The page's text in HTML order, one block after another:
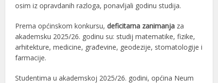
osim iz opravdanih razloga, ponavljali godinu studija.
Prema općinskom konkursu,deficitarna zanimanja za
akademsku 2025/26. godinu su: studij matematike, fizike,
arhitekture, medicine, građevine, geodezije, stomatologije i
farmacije.
Studentima u akademskoj 2025/26. godini, općina Neum